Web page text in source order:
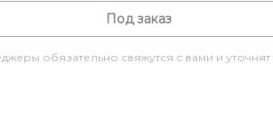
Под заказ
обязательно свяжутся с вами и уточнят